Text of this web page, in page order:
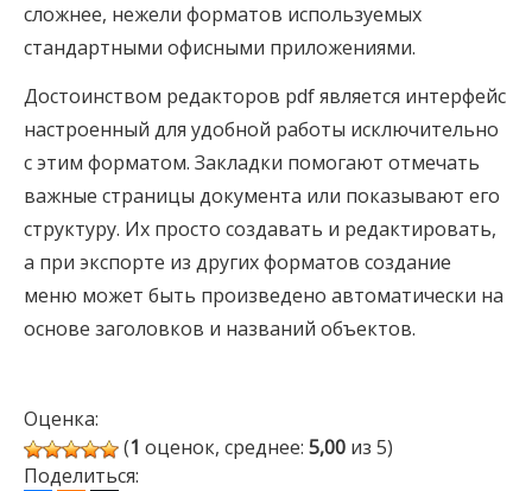
сложнее, нежели форматов используемых
стандартными офисными приложениями.
Достоинством редакторов pdf является интерфейс
настроенный для удобной работы исключительно
с этим форматом. Закладки помогают отмечать
важные страницы документа или показывают его
структуру. Их просто создавать и редактировать,
а при экспорте из других форматов создание
меню может быть произведено автоматически на
основе заголовков и названий объектов.
Оценка:
(1 оценок, среднее: 5,00 из 5)
Поделиться: